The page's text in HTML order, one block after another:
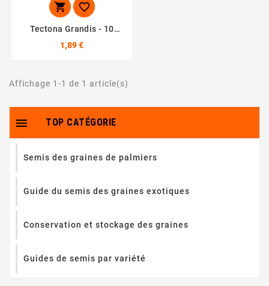
 
Tectona Grandis - 10
1,89 €
Affichage 1-1 de 1 article(s)
TOP CATÉGORIE

Semis des graines de palmiers
Guide du semis des graines exotiques
Conservation et stockage des graines
Guides de semis par variété